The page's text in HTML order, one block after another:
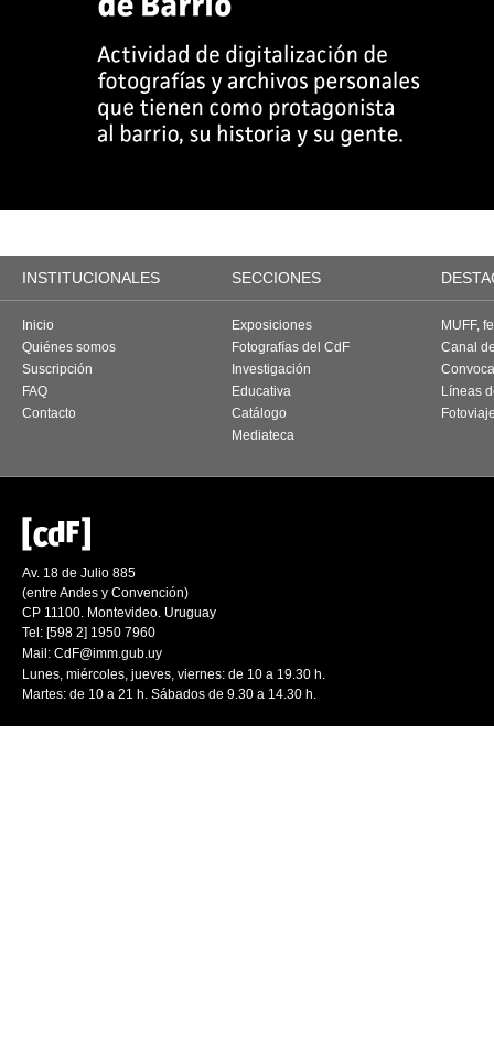
INSTITUCIONALES SECCIONES
Inicio
Quiénes somos
Suscripción
FAQ
Contacto
Exposiciones
Fotografías del CdF
Investigación
Educativa
Catálogo
Mediateca
MUFF,
Canal
Líneas
Av. 18 de Julio 885
(entre Andes y Convención)
CP 11100. Montevideo. Uruguay
Tel: [598 2] 1950 7960
Mail: CdF@imm.gub.uy
Lunes, miércoles, jueves, viernes: de 10 a 19.30 h.
Martes: de 10 a 21 h. Sábados de 9.30 a 14.30 h.